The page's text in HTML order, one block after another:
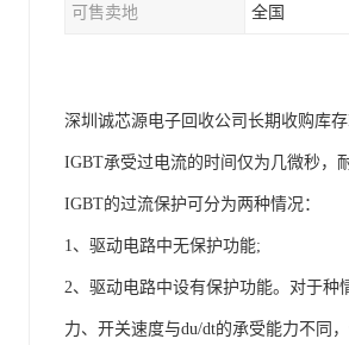
可售卖地 全国
深圳诚芯源电子回收公司长期收购库
IGBT承受过电流的时间仅为几微秒，
IGBT的过流保护可分为两种情况：
1、驱动电路中无保护功能;
2、驱动电路中设有保护功能。对于
力、开关速度与du/dt的承受能力不同